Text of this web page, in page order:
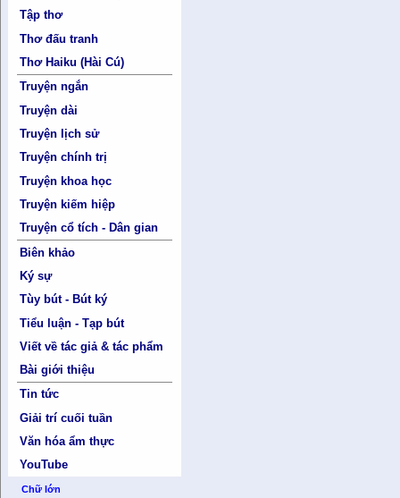
Tập thơ
Thơ đấu tranh
Thơ Haiku (Hài Cú)
Truyện ngắn
Truyện dài
Truyện lịch sử
Truyện chính trị
Truyện khoa học
Truyện kiếm hiệp
Truyện cổ tích - Dân gian
Biên khảo
Ký sự
Tùy bút - Bút ký
Tiểu luận - Tạp bút
Viết về tác giả & tác phẩm
Bài giới thiệu
Tin tức
Giải trí cuối tuần
Văn hóa ẩm thực
YouTube
Chữ lớn